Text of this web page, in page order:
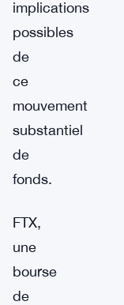
implications
possibles
de
ce
mouvement
substantiel
de
fonds.
FTX,
une
bourse
de